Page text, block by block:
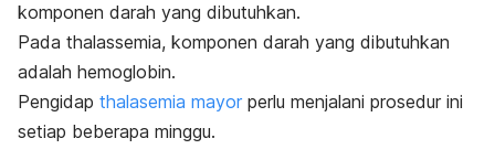
komponen darah yang dibutuhkan.
Pada thalassemia, komponen darah yang dibutuhkan
adalah hemoglobin.
Pengidap thalasemia mayor perlu menjalani prosedur ini
setiap beberapa minggu.